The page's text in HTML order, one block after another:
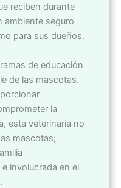
reciben durante
ambiente seguro
para sus dueños.
de educación
de las mascotas.
la
esta veterinaria no
mascotas;
involucrada en el